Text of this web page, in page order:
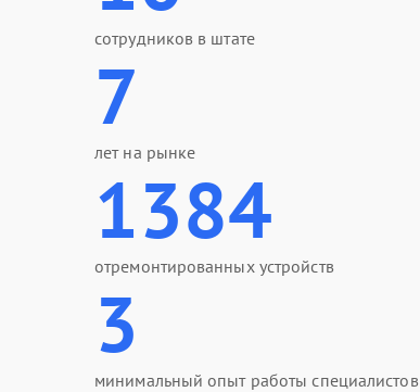
сотрудников в штате
7
лет на рынке
1384
отремонтированных устройств
3
минимальный опыт работы специалистов